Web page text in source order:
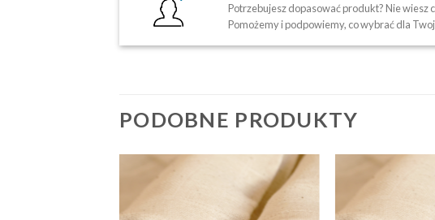
Potrzebujesz dopasować produkt? Nie wiesz
Pomożemy i podpowiemy, co wybrać dla
PODOBNE PRODUKTY